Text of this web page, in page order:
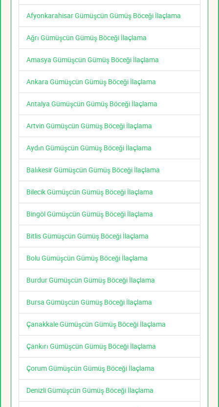
Afyonkarahisar Gümüşcün Gümüş Böceği İlaçlama
Ağrı Gümüşcün Gümüş Böceği İlaçlama
Amasya Gümüşcün Gümüş Böceği İlaçlama
Ankara Gümüşcün Gümüş Böceği İlaçlama
Antalya Gümüşcün Gümüş Böceği İlaçlama
Artvin Gümüşcün Gümüş Böceği İlaçlama
Aydın Gümüşcün Gümüş Böceği İlaçlama
Balıkesir Gümüşcün Gümüş Böceği İlaçlama
Bilecik Gümüşcün Gümüş Böceği İlaçlama
Bingöl Gümüşcün Gümüş Böceği İlaçlama
Bitlis Gümüşcün Gümüş Böceği İlaçlama
Bolu Gümüşcün Gümüş Böceği İlaçlama
Burdur Gümüşcün Gümüş Böceği İlaçlama
Bursa Gümüşcün Gümüş Böceği İlaçlama
Çanakkale Gümüşcün Gümüş Böceği İlaçlama
Çankırı Gümüşcün Gümüş Böceği İlaçlama
Çorum Gümüşcün Gümüş Böceği İlaçlama
Denizli Gümüşcün Gümüş Böceği İlaçlama